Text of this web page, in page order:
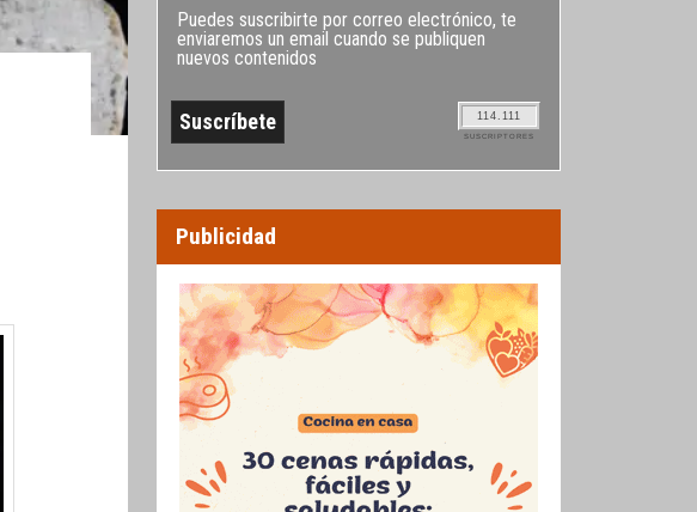
Puedes suscribirte por correo electrónico, te
enviaremos un email cuando se publiquen
nuevos contenidos
114.111
SUSCRIPTORES
Publicidad